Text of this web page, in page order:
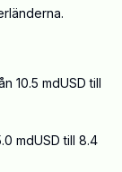
10.5 mdUSD till
mdUSD till 8.4